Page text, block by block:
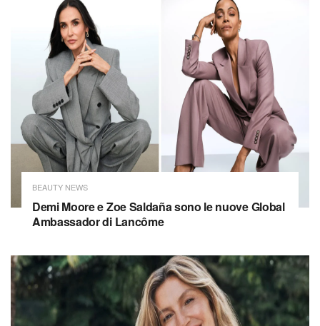
BEAUTY NEWS
Demi Moore e Zoe Saldaña sono le nuove Global
Ambassador di Lancôme